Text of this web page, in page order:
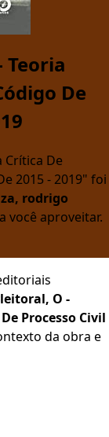
Teoria
De
Crítica De
2015 - 2019" foi
rodrigo
você aproveitar.
O -
Processo Civil
da obra e